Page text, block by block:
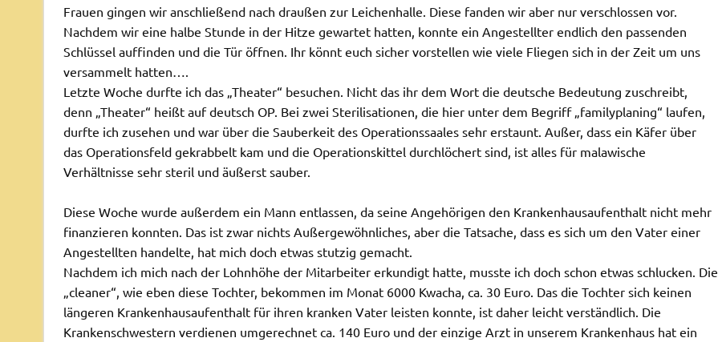
Frauen gingen wir anschließend nach draußen zur Leichenhalle. Diese fanden wir aber nur verschlossen vor.
Nachdem wir eine halbe Stunde in der Hitze gewartet hatten, konnte ein Angestellter endlich den passenden
Schlüssel auffinden und die Tür öffnen. Ihr könnt euch sicher vorstellen wie viele Fliegen sich in der Zeit um uns
versammelt hatten….
Letzte Woche durfte ich das „Theater“ besuchen. Nicht das ihr dem Wort die deutsche Bedeutung zuschreibt,
denn „Theater“ heißt auf deutsch OP. Bei zwei Sterilisationen, die hier unter dem Begriff „familyplaning“ laufen,
durfte ich zusehen und war über die Sauberkeit des Operationssaales sehr erstaunt. Außer, dass ein Käfer über
das Operationsfeld gekrabbelt kam und die Operationskittel durchlöchert sind, ist alles für malawische
Verhältnisse sehr steril und äußerst sauber.
Diese Woche wurde außerdem ein Mann entlassen, da seine Angehörigen den Krankenhausaufenthalt nicht mehr
finanzieren konnten. Das ist zwar nichts Außergewöhnliches, aber die Tatsache, dass es sich um den Vater einer
Angestellten handelte, hat mich doch etwas stutzig gemacht.
Nachdem ich mich nach der Lohnhöhe der Mitarbeiter erkundigt hatte, musste ich doch schon etwas schlucken. Die
„cleaner“, wie eben diese Tochter, bekommen im Monat 6000 Kwacha, ca. 30 Euro. Das die Tochter sich keinen
längeren Krankenhausaufenthalt für ihren kranken Vater leisten konnte, ist daher leicht verständlich. Die
Krankenschwestern verdienen umgerechnet ca. 140 Euro und der einzige Arzt in unserem Krankenhaus hat ein